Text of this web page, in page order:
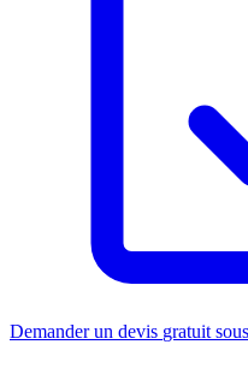
Demander un devis gratuit